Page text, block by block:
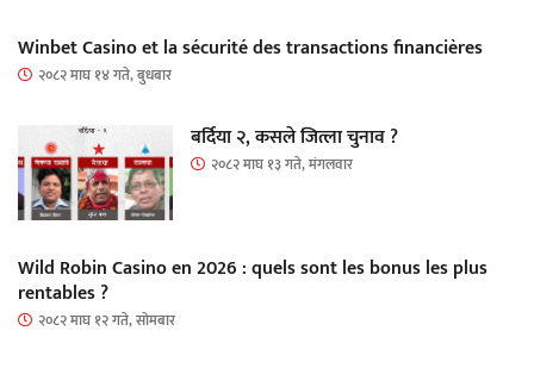
Winbet Casino et la sécurité des transactions financières
२०८२ माघ १४ गते, बुधबार
बर्दिया २, कसले जित्ला चुनाव ?
२०८२ माघ १३ गते, मंगलवार
Wild Robin Casino en 2026 : quels sont les bonus les plus
rentables ?
२०८२ माघ १२ गते, सोमबार